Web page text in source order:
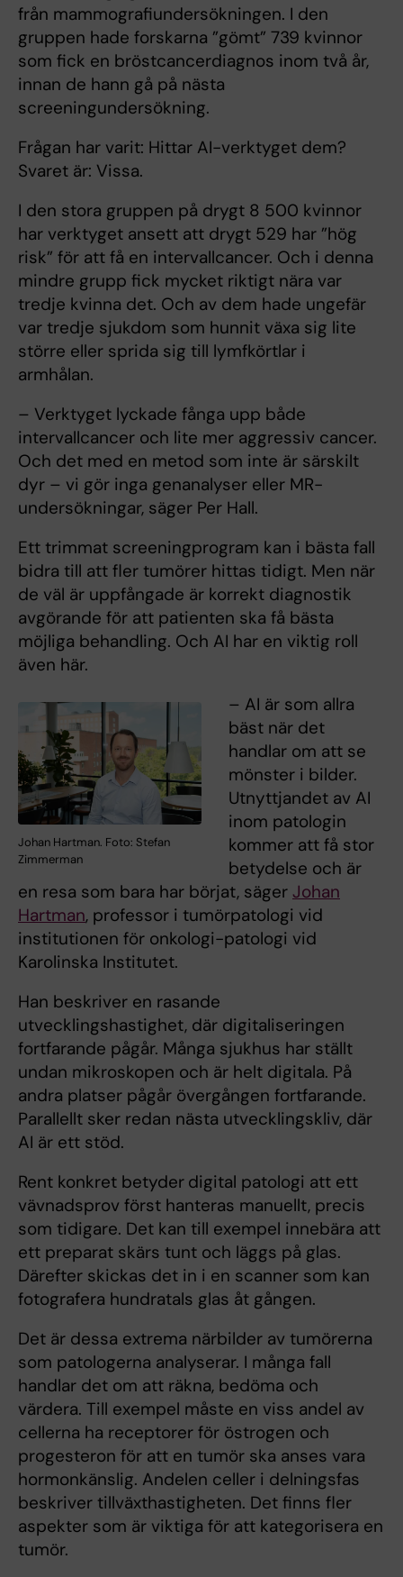
från mammografiundersökningen. I den
gruppen hade forskarna ”gömt” 739 kvinnor
som fick en bröstcancerdiagnos inom två år,
innan de hann gå på nästa
screeningundersökning.
Frågan har varit: Hittar AI-verktyget dem?
Svaret är: Vissa.
I den stora gruppen på drygt 8 500 kvinnor
har verktyget ansett att drygt 529 har ”hög
risk” för att få en intervallcancer. Och i denna
mindre grupp fick mycket riktigt nära var
tredje kvinna det. Och av dem hade ungefär
var tredje sjukdom som hunnit växa sig lite
större eller sprida sig till lymfkörtlar i
armhålan.
– Verktyget lyckade fånga upp både
intervallcancer och lite mer aggressiv cancer.
Och det med en metod som inte är särskilt
dyr – vi gör inga genanalyser eller MR-
undersökningar, säger Per Hall.
Ett trimmat screeningprogram kan i bästa fall
bidra till att fler tumörer hittas tidigt. Men när
de väl är uppfångade är korrekt diagnostik
avgörande för att patienten ska få bästa
möjliga behandling. Och AI har en viktig roll
även här.
Johan Hartman. Foto: Stefan
Zimmerman
– AI är som allra
bäst när det
handlar om att se
mönster i bilder.
Utnyttjandet av AI
inom patologin
kommer att få stor
betydelse och är
en resa som bara har börjat, säger Johan
Hartman, professor i tumörpatologi vid
institutionen för onkologi-patologi vid
Karolinska Institutet.
Han beskriver en rasande
utvecklingshastighet, där digitaliseringen
fortfarande pågår. Många sjukhus har ställt
undan mikroskopen och är helt digitala. På
andra platser pågår övergången fortfarande.
Parallellt sker redan nästa utvecklingskliv, där
AI är ett stöd.
Rent konkret betyder digital patologi att ett
vävnadsprov först hanteras manuellt, precis
som tidigare. Det kan till exempel innebära att
ett preparat skärs tunt och läggs på glas.
Därefter skickas det in i en scanner som kan
fotografera hundratals glas åt gången.
Det är dessa extrema närbilder av tumörerna
som patologerna analyserar. I många fall
handlar det om att räkna, bedöma och
värdera. Till exempel måste en viss andel av
cellerna ha receptorer för östrogen och
progesteron för att en tumör ska anses vara
hormonkänslig. Andelen celler i delningsfas
beskriver tillväxthastigheten. Det finns fler
aspekter som är viktiga för att kategorisera en
tumör.